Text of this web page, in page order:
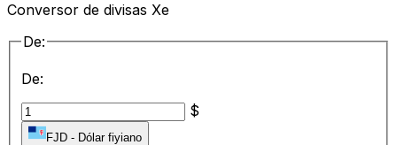
Conversor de divisas Xe
De:
De:
$
FJD - Dólar fiyiano